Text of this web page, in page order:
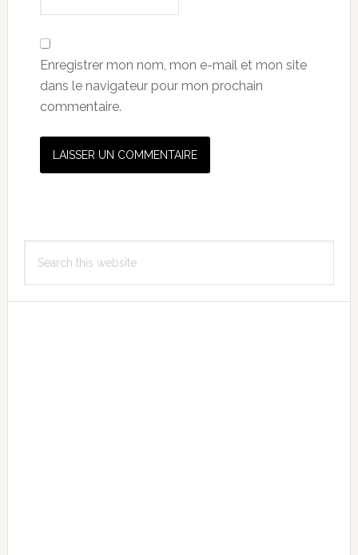
Enregistrer mon nom, mon e-mail et mon site
dans le navigateur pour mon prochain
commentaire.
Primary
Sidebar
this